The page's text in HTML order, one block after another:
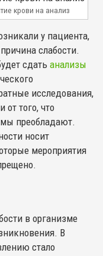
крови на анализ
у пациента,
слабости.
сдать анализы
исследования,
от того, что
преобладают.
носит
мероприятия
в организме
В
стало